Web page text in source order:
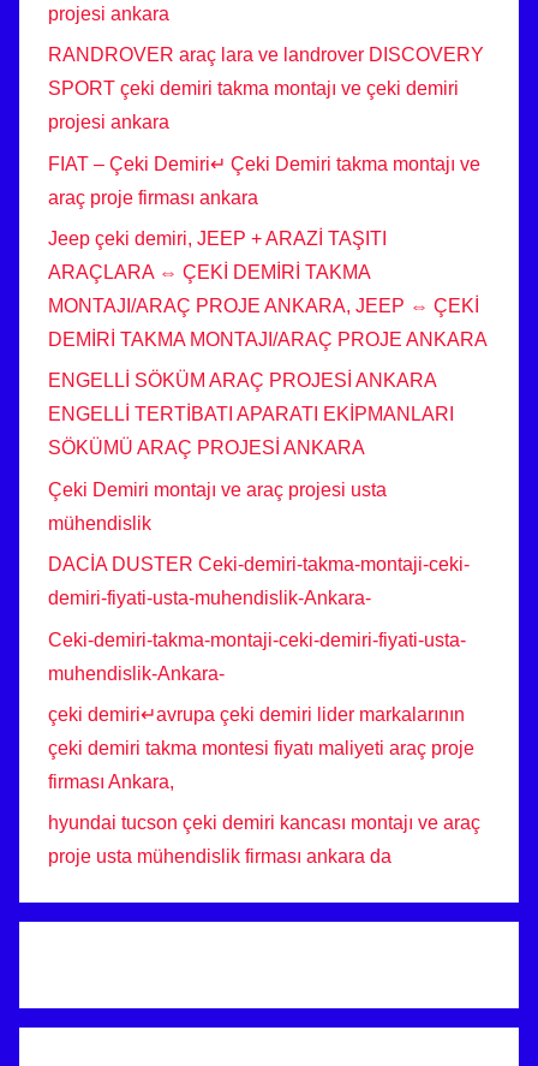
projesi ankara
RANDROVER araç lara ve landrover DISCOVERY
SPORT çeki demiri takma montajı ve çeki demiri
projesi ankara
FIAT – Çeki Demiri↵ Çeki Demiri takma montajı ve
araç proje firması ankara
Jeep çeki demiri, JEEP + ARAZİ TAŞITI
ARAÇLARA ⇔ ÇEKİ DEMİRİ TAKMA
MONTAJI/ARAÇ PROJE ANKARA, JEEP ⇔ ÇEKİ
DEMİRİ TAKMA MONTAJI/ARAÇ PROJE ANKARA
ENGELLİ SÖKÜM ARAÇ PROJESİ ANKARA
ENGELLİ TERTİBATI APARATI EKİPMANLARI
SÖKÜMÜ ARAÇ PROJESİ ANKARA
Çeki Demiri montajı ve araç projesi usta
mühendislik
DACİA DUSTER Ceki-demiri-takma-montaji-ceki-
demiri-fiyati-usta-muhendislik-Ankara-
Ceki-demiri-takma-montaji-ceki-demiri-fiyati-usta-
muhendislik-Ankara-
çeki demiri↵avrupa çeki demiri lider markalarının
çeki demiri takma montesi fiyatı maliyeti araç proje
firması Ankara,
hyundai tucson çeki demiri kancası montajı ve araç
proje usta mühendislik firması ankara da